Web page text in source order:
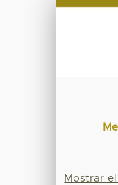
Mostrar